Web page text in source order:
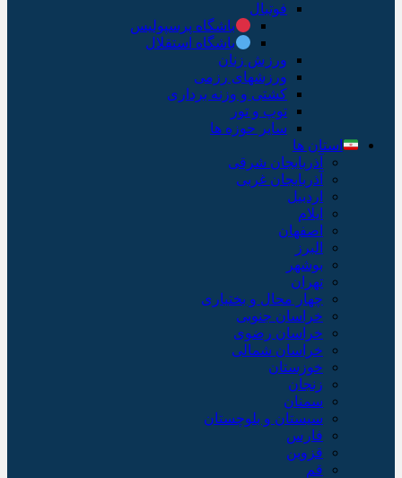
فوتبال
باشگاه پرسپولیس
باشگاه استقلال
ورزش زنان
ورزشهای رزمی
کشتی و وزنه برداری
توپ و تور
سایر حوزه ها
استان ها
آذربایجان شرقی
آذربایجان غربی
اردبیل
ایلام
اصفهان
البرز
بوشهر
تهران
چهار محال و بختیاری
خراسان جنوبی
خراسان رضوی
خراسان شمالی
خوزستان
زنجان
سمنان
سیستان و بلوچستان
فارس
قزوین
قم